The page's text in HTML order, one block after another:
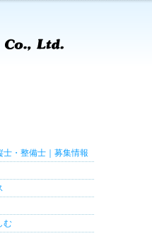
・整備士｜募集情報
む